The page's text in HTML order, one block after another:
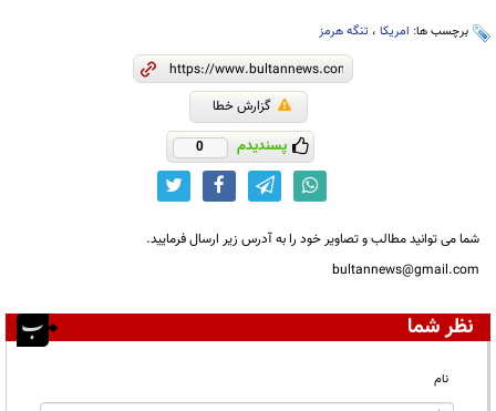
برچسب ها: امریکا ، تنگه هرمز
گزارش خطا
پسندیدم 0
شما می توانید مطالب و تصاویر خود را به آدرس زیر ارسال فرمایید.
bultannews@gmail.com
نظر شما
نام